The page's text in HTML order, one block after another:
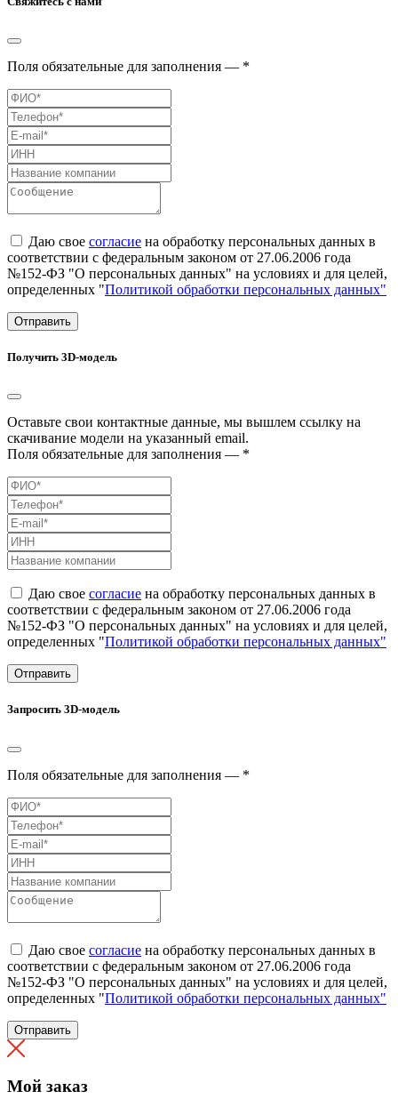
Поля обязательные для заполнения — *
Даю свое согласие на обработку персональных данных в
соответствии с федеральным законом от 27.06.2006 года
№152-ФЗ "О персональных данных" на условиях и для целей,
определенных "Политикой обработки персональных данных"
Отправить
Получить 3D-модель
Оставьте свои контактные данные, мы вышлем ссылку на
скачивание модели на указанный email.
Поля обязательные для заполнения — *
Даю свое согласие на обработку персональных данных в
соответствии с федеральным законом от 27.06.2006 года
№152-ФЗ "О персональных данных" на условиях и для целей,
определенных "Политикой обработки персональных данных"
Отправить
Запросить 3D-модель
Поля обязательные для заполнения — *
Даю свое согласие на обработку персональных данных в
соответствии с федеральным законом от 27.06.2006 года
№152-ФЗ "О персональных данных" на условиях и для целей,
определенных "Политикой обработки персональных данных"
Отправить
Мой заказ